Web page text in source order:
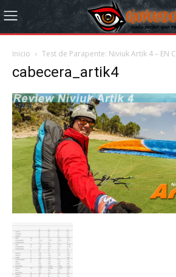
Inicio Test de Parapente: Niviuk Artik 4 – EN C
cabecera_artik4